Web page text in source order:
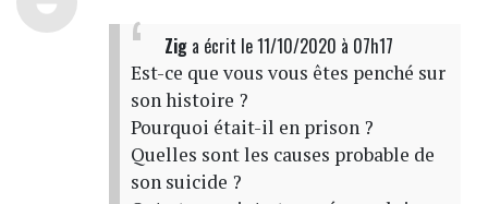
Ziga écrit le 11/10/2020 à 07h17
Est-ce que vous vous êtes penché sur
son histoire ?
Pourquoi était-il en prison ?
Quelles sont les causes probable de
son suicide ?